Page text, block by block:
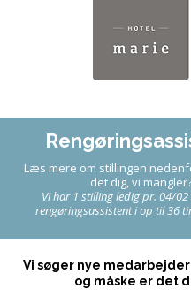
Læs mere om stillingen
det dig, vi
Vi har 1 stilling ledig pr. 04/02
rengøringsassistent i op til 36
Vi søger nye
og måske er det